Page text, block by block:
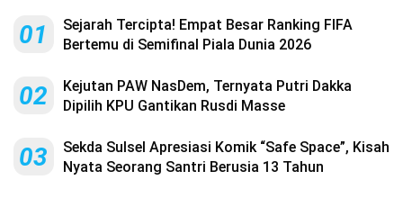
01
Sejarah Tercipta! Empat Besar Ranking FIFA
Bertemu di Semifinal Piala Dunia 2026
02
Kejutan PAW NasDem, Ternyata Putri Dakka
Dipilih KPU Gantikan Rusdi Masse
03
Sekda Sulsel Apresiasi Komik “Safe Space”, Kisah
Nyata Seorang Santri Berusia 13 Tahun